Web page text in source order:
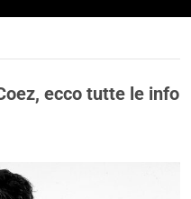
ecco tutte le info